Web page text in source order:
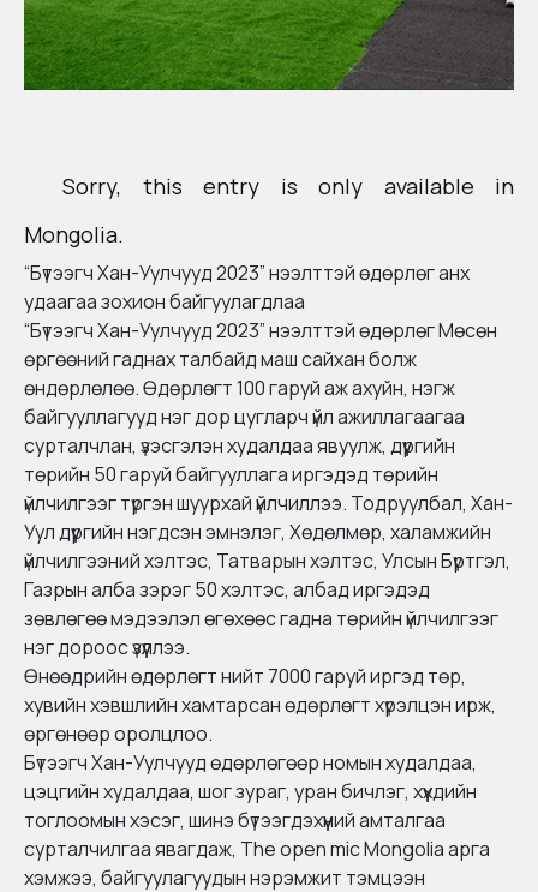
Sorry, this entry is only available in
Mongolia.
“Бүтээгч Хан-Уулчууд 2023” нээлттэй өдөрлөг анх
удаагаа зохион байгуулагдлаа
“Бүтээгч Хан-Уулчууд 2023” нээлттэй өдөрлөг Мөсөн
өргөөний гаднах талбайд маш сайхан болж
өндөрлөлөө. Өдөрлөгт 100 гаруй аж ахуйн, нэгж
байгууллагууд нэг дор цугларч үйл ажиллагаагаа
сурталчлан, үзэсгэлэн худалдаа явуулж, дүүргийн
төрийн 50 гаруй байгууллага иргэдэд төрийн
үйлчилгээг түргэн шуурхай үйлчиллээ. Тодруулбал, Хан-
Уул дүүргийн нэгдсэн эмнэлэг, Хөдөлмөр, халамжийн
үйлчилгээний хэлтэс, Татварын хэлтэс, Улсын Бүртгэл,
Газрын алба зэрэг 50 хэлтэс, албад иргэдэд
зөвлөгөө мэдээлэл өгөхөөс гадна төрийн үйлчилгээг
нэг дороос үзүүллээ.
Өнөөдрийн өдөрлөгт нийт 7000 гаруй иргэд төр,
хувийн хэвшлийн хамтарсан өдөрлөгт хүрэлцэн ирж,
өргөнөөр оролцлоо.
Бүтээгч Хан-Уулчууд өдөрлөгөөр номын худалдаа,
цэцгийн худалдаа, шог зураг, уран бичлэг, хүүхдийн
тоглоомын хэсэг, шинэ бүтээгдэхүүний амталгаа
сурталчилгаа явагдаж, The open mic Mongolia арга
хэмжээ, байгуулагуудын нэрэмжит тэмцээн